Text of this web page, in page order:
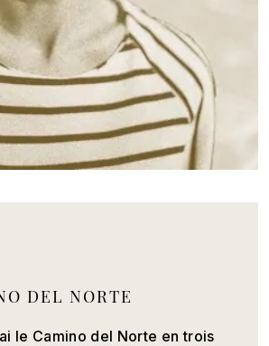
DEL NORTE
le Camino del Norte en trois